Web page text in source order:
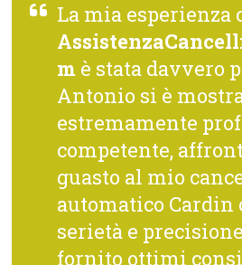
La mia esperienza
m è stata davvero
Antonio si è
estremamente
competente,
guasto al mio
automatico Cardin
serietà e
fornito ottimi